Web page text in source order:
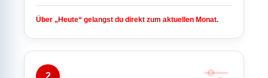
Über „Heute“ gelangst du direkt zum aktuellen Monat.
2